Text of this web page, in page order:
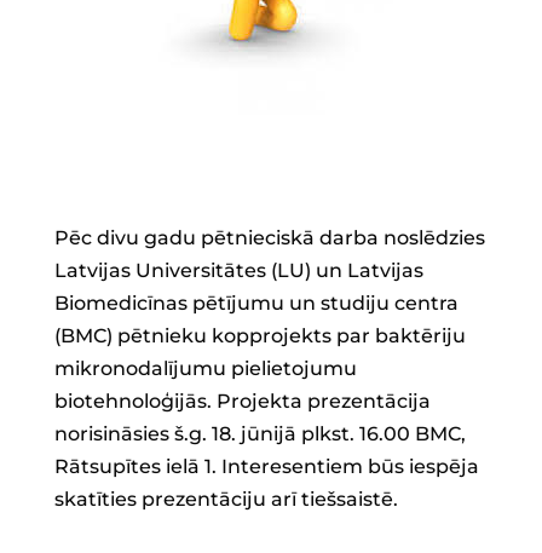
Pēc divu gadu pētnieciskā darba noslēdzies
Latvijas Universitātes (LU) un Latvijas
Biomedicīnas pētījumu un studiju centra
(BMC) pētnieku kopprojekts par baktēriju
mikronodalījumu pielietojumu
biotehnoloģijās. Projekta prezentācija
norisināsies š.g. 18. jūnijā plkst. 16.00 BMC,
Rātsupītes ielā 1. Interesentiem būs iespēja
skatīties prezentāciju arī tiešsaistē.